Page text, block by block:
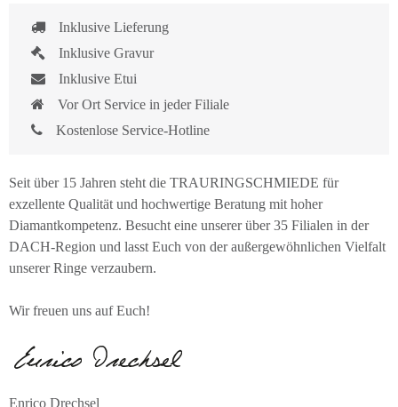
Inklusive Lieferung
Inklusive Gravur
Inklusive Etui
Vor Ort Service in jeder Filiale
Kostenlose Service-Hotline
Seit über 15 Jahren steht die TRAURINGSCHMIEDE für
exzellente Qualität und hochwertige Beratung mit hoher
Diamantkompetenz. Besucht eine unserer über 35 Filialen in der
DACH-Region und lasst Euch von der außergewöhnlichen Vielfalt
unserer Ringe verzaubern.
Wir freuen uns auf Euch!
Enrico Drechsel